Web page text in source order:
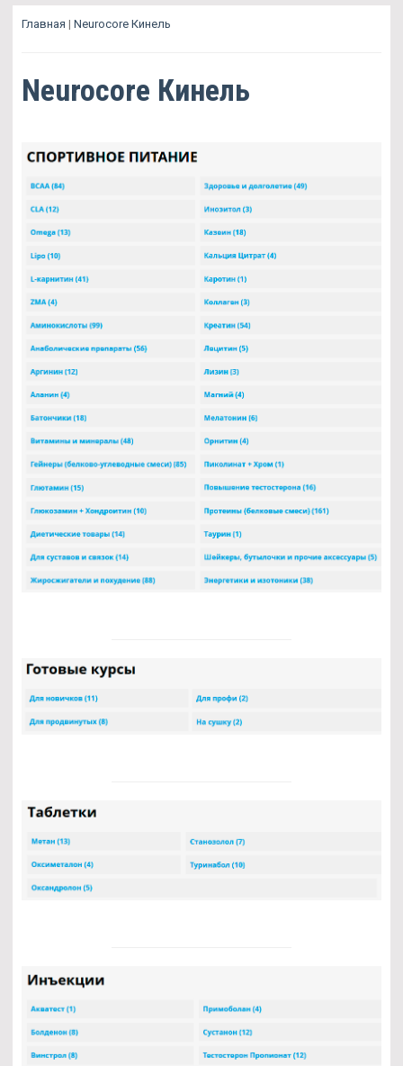
Главная | Neurocore Кинель
Neurocore Кинель